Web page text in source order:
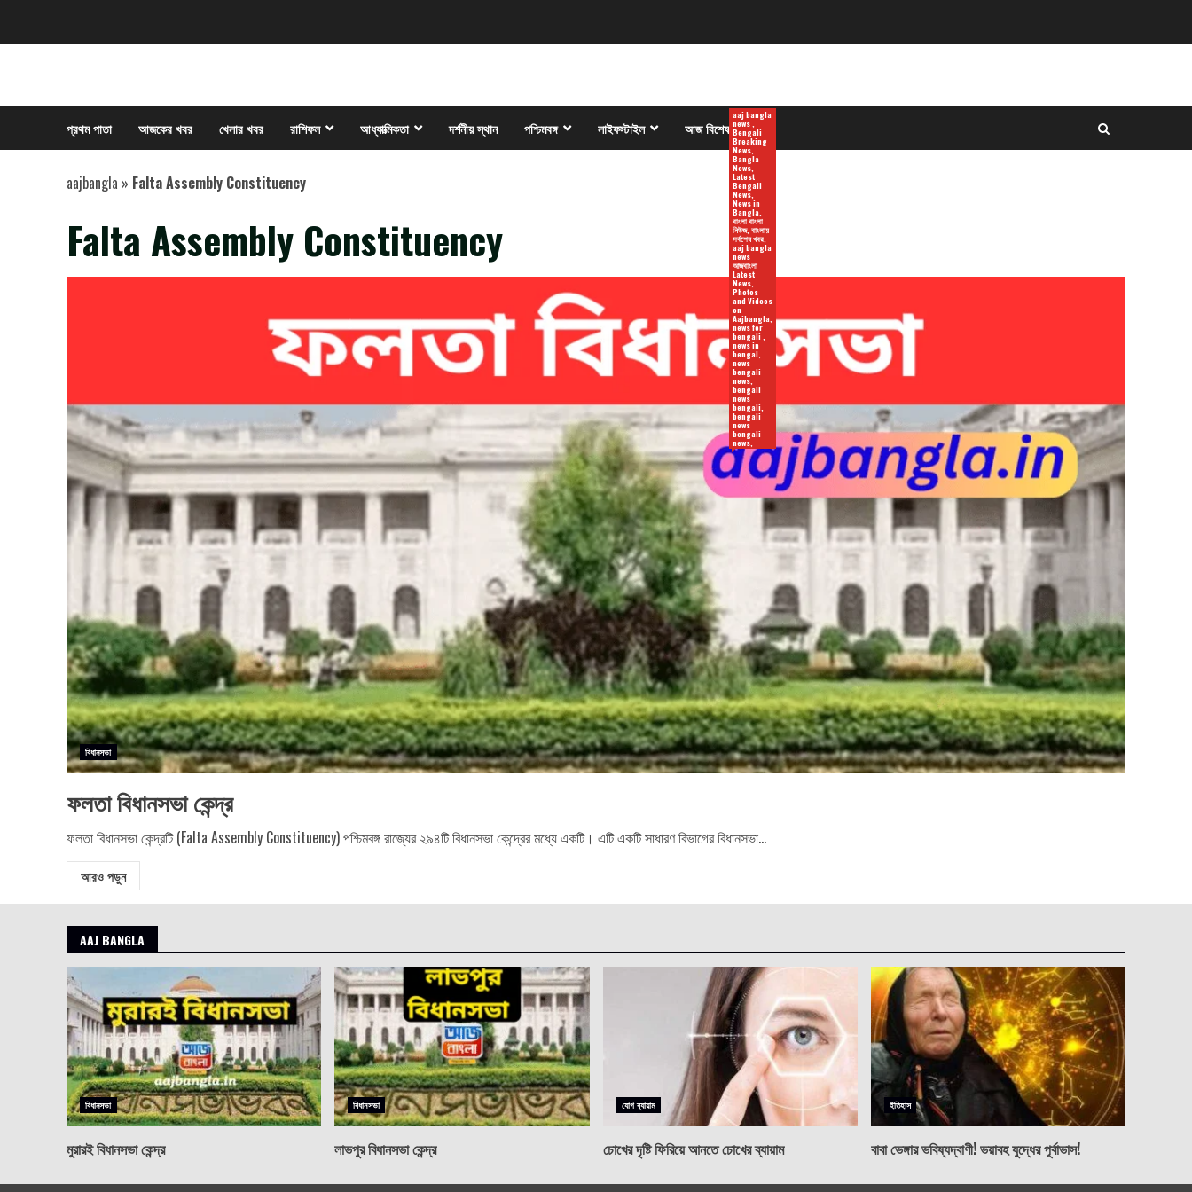
প্রথম পাতা আজকের খবর খেলার খবর রাশিফল আধ্যাত্মিকতা দর্শনীয় স্থান পশ্চিমবঙ্গ লাইফস্টাইল আজ বিশেষ
aaj bangla
news ,
Bengali
Breaking
News,
Bangla
News,
Latest
Bengali
News,
News in
Bangla,
বাংলা বাংলা
নিউজ, বাংলায়
সর্বশেষ খবর,
aaj bangla
news
আজবাংলা
Latest
News,
Photos
and Videos
on
Aajbangla,
news for
bengali ,
news in
bengal,
news
bengali
news,
bengali
news
bengali,
bengali
news
bengali
news,
aajbangla » Falta Assembly Constituency
Falta Assembly Constituency
বিধানসভা
ফলতা বিধানসভা কেন্দ্র
ফলতা বিধানসভা কেন্দ্রটি (Falta Assembly Constituency) পশ্চিমবঙ্গ রাজ্যের ২৯৪টি বিধানসভা কেন্দ্রের মধ্যে একটি। এটি একটি সাধারণ বিভাগের বিধানসভা...
আরও পড়ুন
AAJ BANGLA
বিধানসভা
মুরারই বিধানসভা কেন্দ্র
বিধানসভা
লাভপুর বিধানসভা কেন্দ্র
যোগ ব্যায়াম
চোখের দৃষ্টি ফিরিয়ে আনতে চোখের ব্যায়াম
ইতিহাস
বাবা ভেঙ্গার ভবিষ্যদ্বাণী! ভয়াবহ যুদ্ধের পূর্বাভাস!